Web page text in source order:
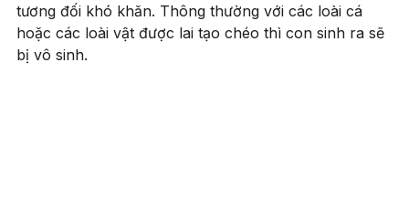
tương đối khó khăn. Thông thường với các loài cá
hoặc các loài vật được lai tạo chéo thì con sinh ra sẽ
bị vô sinh.